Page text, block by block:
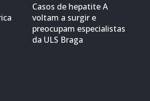
Casos de hepatite A
voltam a surgir e
preocupam especialistas
da ULS Braga